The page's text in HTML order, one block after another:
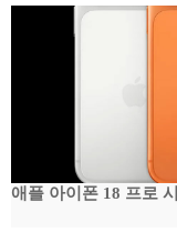
애플 아이폰 18 프로